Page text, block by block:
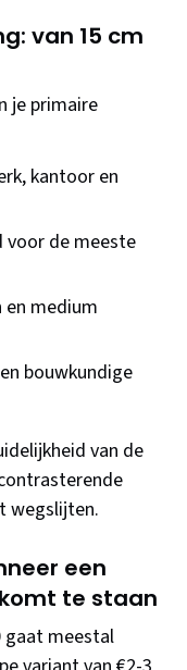
van 15 cm
je primaire
kantoor en
voor de meeste
medium
bouwkundige
van de
wegslijten.
een
te staan
gaat meestal